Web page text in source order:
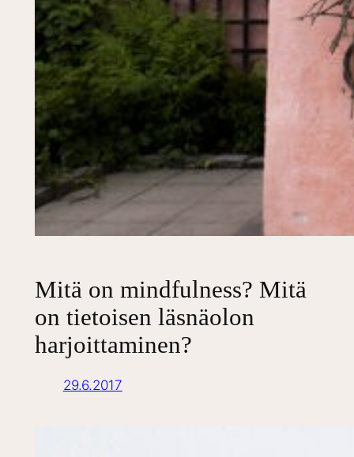
Mitä on mindfulness? Mitä
on tietoisen läsnäolon
harjoittaminen?
29.6.2017